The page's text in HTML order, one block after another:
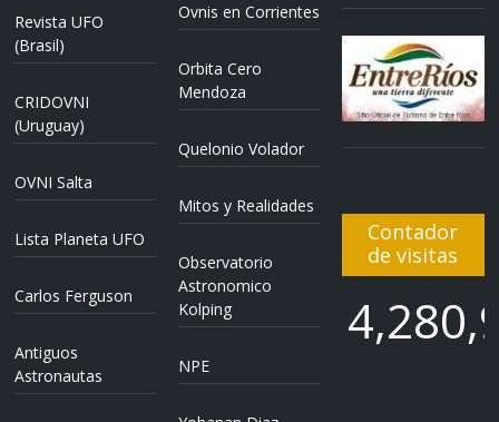
Revista UFO
(Brasil)
CRIDOVNI
(Uruguay)
OVNI Salta
Lista Planeta UFO
Carlos Ferguson
Antiguos
Astronautas
Ovnis en Corrientes
Orbita Cero
Mendoza
Quelonio Volador
Mitos y Realidades
Observatorio
Astronomico
Kolping
NPE
Contador
de visitas